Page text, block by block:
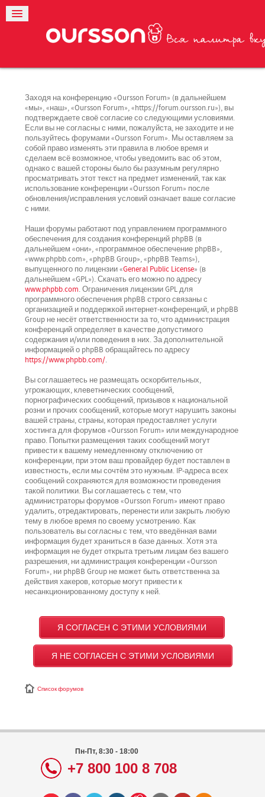
Заходя на конференцию «Oursson Forum» (в дальнейшем
«мы», «наш», «Oursson Forum», «https://forum.oursson.ru»), вы
подтверждаете своё согласие со следующими условиями.
Если вы не согласны с ними, пожалуйста, не заходите и не
пользуйтесь форумами «Oursson Forum». Мы оставляем за
собой право изменять эти правила в любое время и
сделаем всё возможное, чтобы уведомить вас об этом,
однако с вашей стороны было бы разумным регулярно
просматривать этот текст на предмет изменений, так как
использование конференции «Oursson Forum» после
обновления/исправления условий означает ваше согласие
с ними.
Наши форумы работают под управлением программного
обеспечения для создания конференций phpBB (в
дальнейшем «они», «программное обеспечение phpBB»,
«www.phpbb.com», «phpBB Group», «phpBB Teams»),
выпущенного по лицензии «General Public License» (в
дальнейшем «GPL»). Скачать его можно по адресу
www.phpbb.com. Ограничения лицензии GPL для
программного обеспечения phpBB строго связаны с
организацией и поддержкой интернет-конференций, и phpBB
Group не несёт ответственности за то, что администрация
конференций определяет в качестве допустимого
содержания и/или поведения в них. За дополнительной
информацией о phpBB обращайтесь по адресу
https://www.phpbb.com/.
Вы соглашаетесь не размещать оскорбительных,
угрожающих, клеветнических сообщений,
порнографических сообщений, призывов к национальной
розни и прочих сообщений, которые могут нарушить законы
вашей страны, страны, которая предоставляет услуги
хостинга для форумов «Oursson Forum» или международное
право. Попытки размещения таких сообщений могут
привести к вашему немедленному отключению от
конференции, при этом ваш провайдер будет поставлен в
известность, если мы сочтём это нужным. IP-адреса всех
сообщений сохраняются для возможности проведения
такой политики. Вы соглашаетесь с тем, что
администраторы форумов «Oursson Forum» имеют право
удалить, отредактировать, перенести или закрыть любую
тему в любое время по своему усмотрению. Как
пользователь вы согласны с тем, что введённая вами
информация будет храниться в базе данных. Хотя эта
информация не будет открыта третьим лицам без вашего
разрешения, ни администрация конференции «Oursson
Forum», ни phpBB Group не может быть ответственна за
действия хакеров, которые могут привести к
несанкционированному доступу к ней.
Список форумов
Пн-Пт, 8:30 - 18:00
+7 800 100 8 708